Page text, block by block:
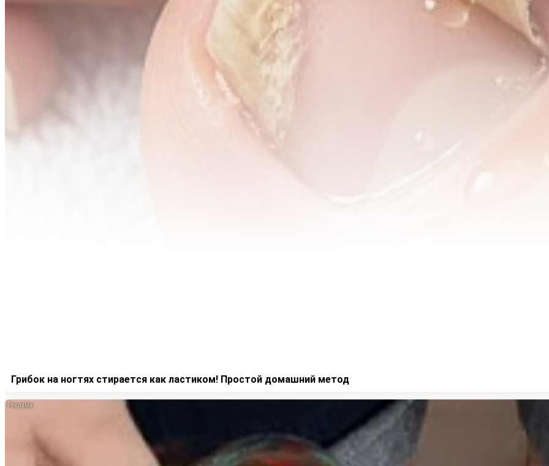
Грибок на ногтях стирается как ластиком! Простой домашний метод